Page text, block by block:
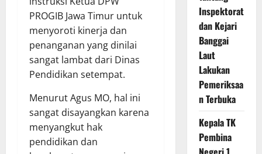
PROGIB Jawa Timur untuk
menyoroti kinerja dan
penanganan yang dinilai
sangat lambat dari Dinas
Pendidikan setempat.
Menurut Agus MO, hal ini
sangat disayangkan karena
menyangkut hak
pendidikan dan
Inspektorat
dan Kejari
Banggai
Laut
Lakukan
Pemeriksaa
n Terbuka
Kepala TK
Pembina